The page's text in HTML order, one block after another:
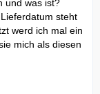
und was ist?
steht
werd ich mal ein
mich als diesen